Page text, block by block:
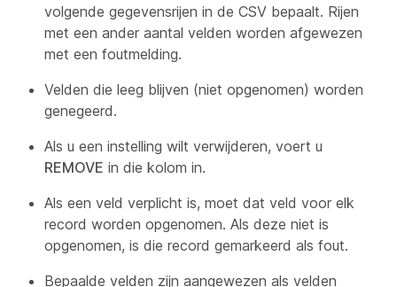
volgende gegevensrijen in de CSV bepaalt. Rijen
met een ander aantal velden worden afgewezen
met een foutmelding.
Velden die leeg blijven (niet opgenomen) worden
genegeerd.
Als u een instelling wilt verwijderen, voert u
REMOVE in die kolom in.
Als een veld verplicht is, moet dat veld voor elk
record worden opgenomen. Als deze niet is
opgenomen, is die record gemarkeerd als fout.
Bepaalde velden zijn aangewezen als velden